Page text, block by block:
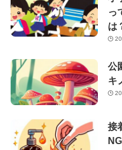
っ
は
公
キ
接